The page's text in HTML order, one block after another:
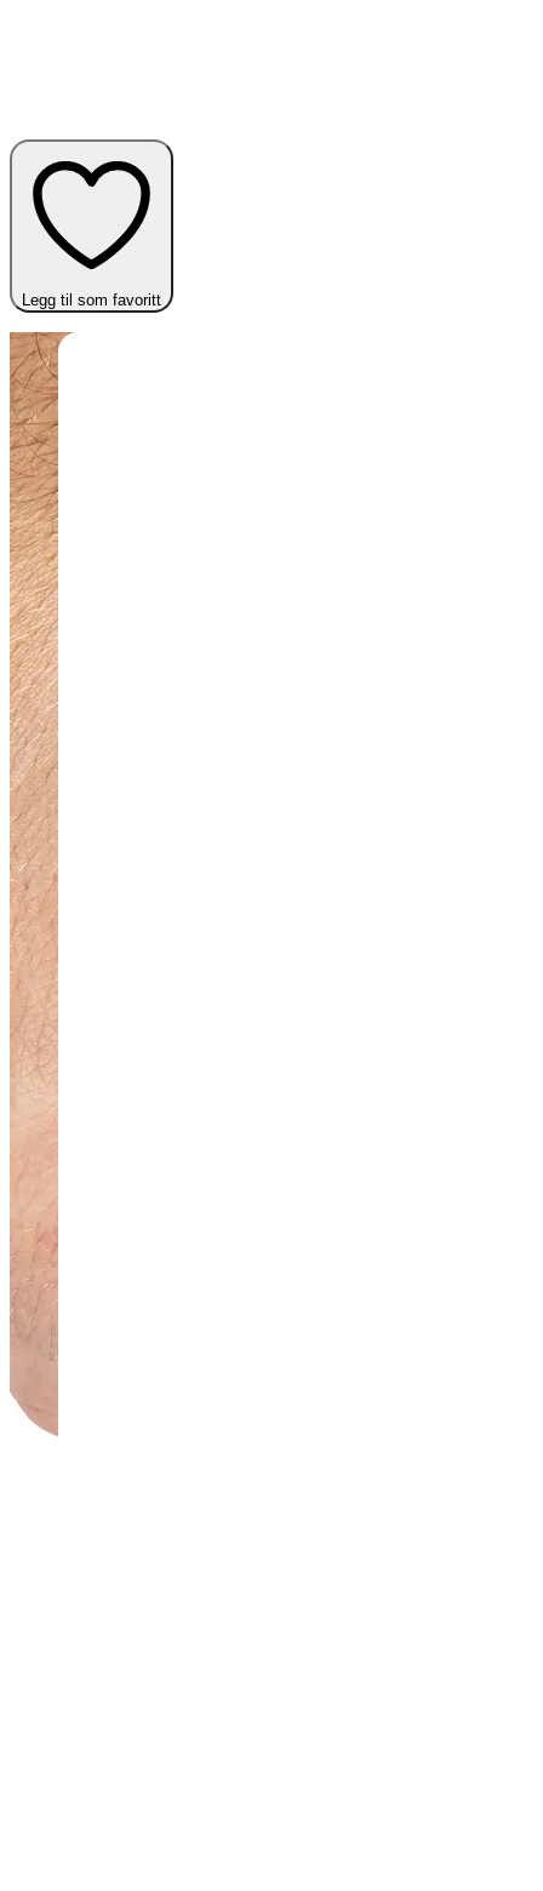
Legg til som favoritt